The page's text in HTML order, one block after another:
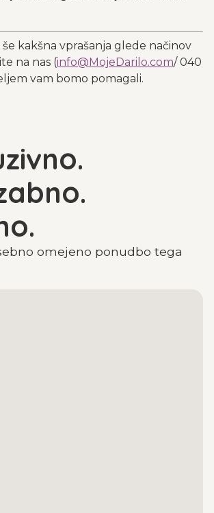
kakšna vprašanja glede načinov
na nas (info@MojeDarilo.com/ 040
vam bomo pomagali.
omejeno ponudbo tega